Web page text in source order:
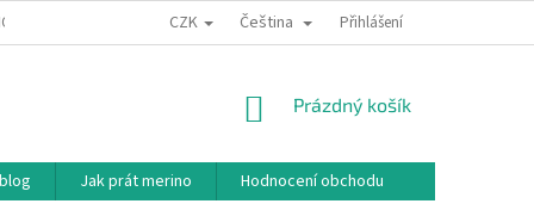
PODMÍNKY PODMÍNKY OCHRANY OSOBNÍCH ÚDAJŮ
CZK Čeština Přihlášení
NÁKUPNÍ
Prázdný košík
Jak prát merino
Hodnocení obchodu